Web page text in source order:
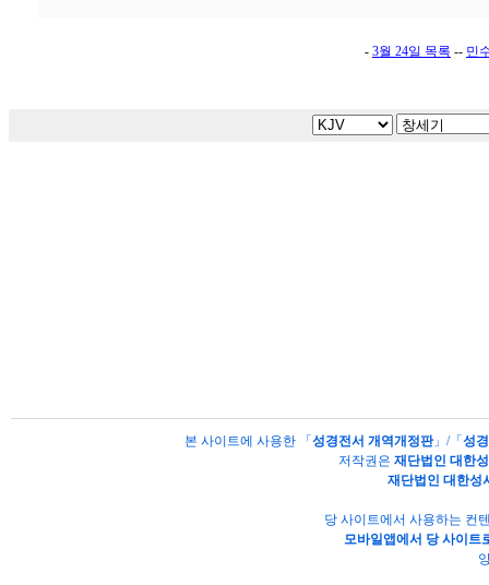
- 3월 24일 목록 -- 민
본 사이트에 사용한 「 성경전서 개역개정판」/「 성
저작권은 재단법인 대한
재단법인 대한성
당 사이트에서 사용하는 컨
모바일앱에서 당 사이트